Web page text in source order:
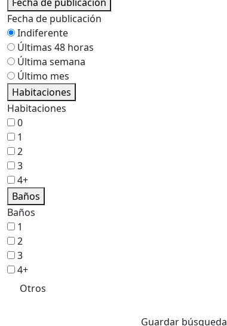
Fecha de publicación
Indiferente
Últimas 48 horas
Última semana
Último mes
Habitaciones
Habitaciones
0
1
2
3
4+
Baños
Baños
1
2
3
4+
Otros
Guardar búsqueda